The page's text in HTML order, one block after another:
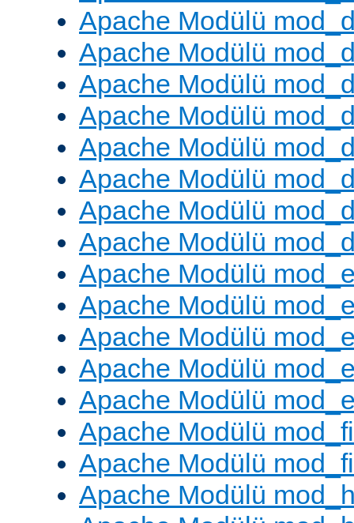
Apache Modülü
Apache Modülü
Apache Modülü
Apache Modülü
Apache Modülü
Apache Modülü
Apache Modülü
Apache Modülü
Apache Modülü
Apache Modülü
Apache Modülü
Apache Modülü
Apache Modülü
Apache Modülü
Apache Modülü
Apache Modülü